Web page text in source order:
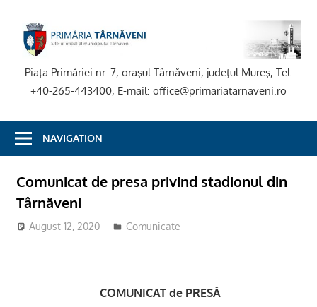
content
Piaţa Primăriei nr. 7, oraşul Târnăveni, judeţul Mureş, Tel:
+40-265-443400, E-mail: office@primariatarnaveni.ro
NAVIGATION
Comunicat de presa privind stadionul din
Târnăveni
August 12, 2020 adm-mmm
Comunicate
COMUNICAT de PRESĂ